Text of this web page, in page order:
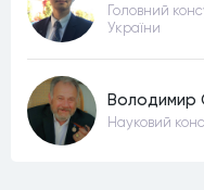
Головний
України
Володимир
Науковий